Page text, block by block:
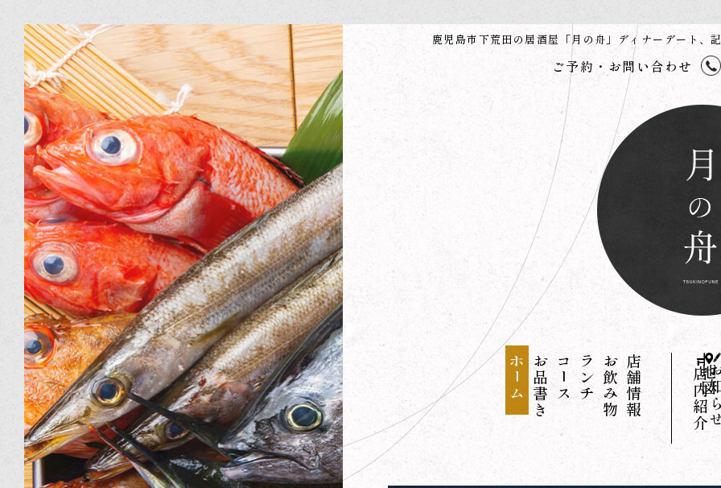
鹿児島市下荒田の居酒屋「月の舟」ディナーデート、
ホーム お品書き コース ランチ お飲み物店舗情報 店内紹介
地図
お
ご予約・お問い合わせ